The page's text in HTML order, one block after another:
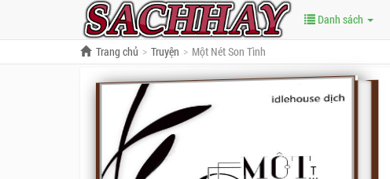
Danh sách
Trang chủ Truyện Một Nét Son Tình